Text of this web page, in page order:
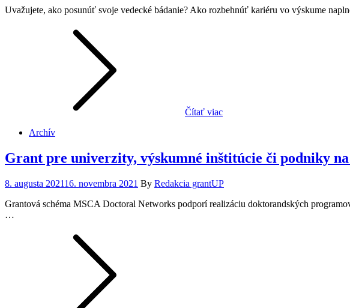
Uvažujete, ako posunúť svoje vedecké bádanie? Ako rozbehnúť kariéru vo výskume
Čítať viac
Archív
Grant pre univerzity, výskumné inštitúcie či podniky
Posted
8. augusta 202116. novembra 2021 By Redakcia grantUP
Grantová schéma MSCA Doctoral Networks podporí realizáciu doktorandských
…